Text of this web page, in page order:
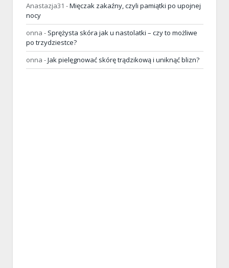
Anastazja31 -Mięczak zakaźny, czyli pamiątki po upojnej
nocy
onna - Sprężysta skóra jak u nastolatki – czy to możliwe
po trzydziestce?
onna -Jak pielęgnować skórę trądzikową i uniknąć blizn?